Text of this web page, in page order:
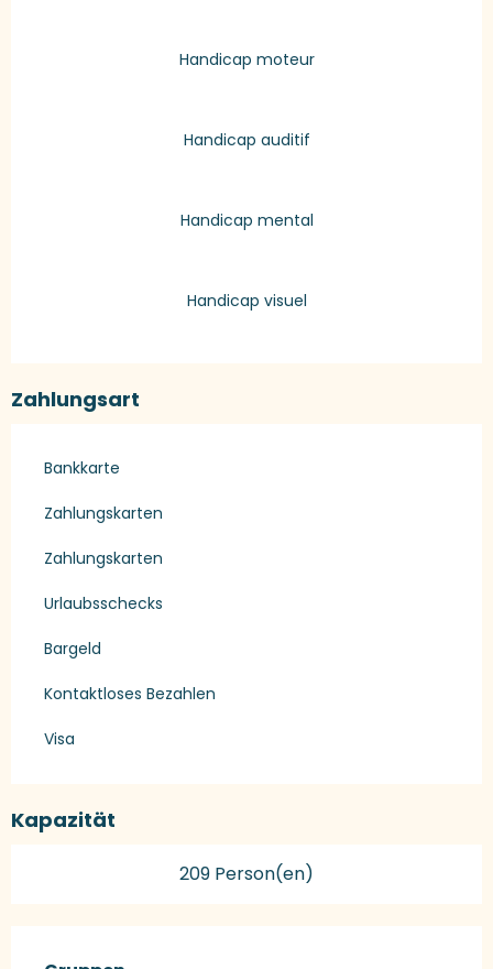
Handicap moteur
Handicap auditif
Handicap mental
Handicap visuel
Zahlungsart
Bankkarte
Zahlungskarten
Zahlungskarten
Urlaubsschecks
Bargeld
Kontaktloses Bezahlen
Visa
Kapazität
209 Person(en)